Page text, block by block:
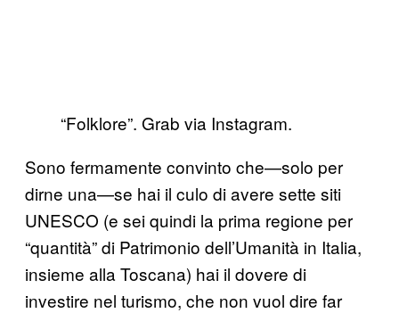
“Folklore”. Grab via Instagram.
Sono fermamente convinto che—solo per
dirne una—se hai il culo di avere sette siti
UNESCO (e sei quindi la prima regione per
“quantità” di Patrimonio dell’Umanità in Italia,
insieme alla Toscana) hai il dovere di
investire nel turismo, che non vuol dire far